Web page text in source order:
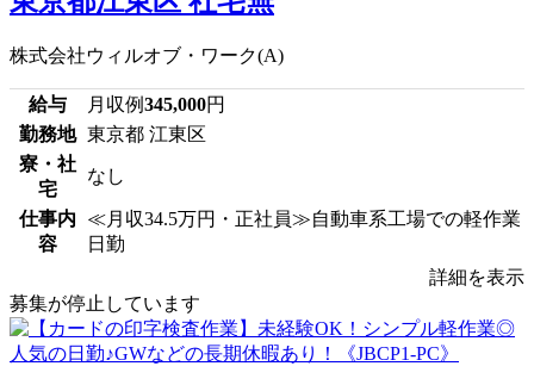
株式会社ウィルオブ・ワーク(A)
給与 月収例345,000円
勤務地 東京都 江東区
寮・社
宅
なし
仕事内
容
≪月収34.5万円・正社員≫自動車系工場での軽作業
日勤
詳細を表示
募集が停止しています